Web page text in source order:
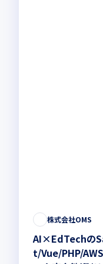
株式会社OMS
AI×EdTechの
t/Vue/PHP/